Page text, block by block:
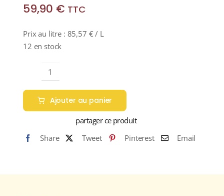
59,90 € TTC
Prix au litre : 85,57 € / L
12 en stock
quantité
de
CRAIGELLACHIE
13
46%
WHISKY
Ajouter au panier
partager ce produit
Share
Tweet Pinterest Email